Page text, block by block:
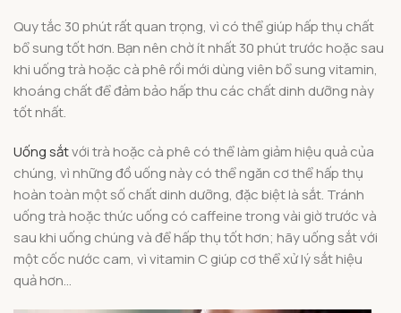
Quy tắc 30 phút rất quan trọng, vì có thể giúp hấp thụ chất
bổ sung tốt hơn. Bạn nên chờ ít nhất 30 phút trước hoặc sau
khi uống trà hoặc cà phê rồi mới dùng viên bổ sung vitamin,
khoáng chất để đảm bảo hấp thu các chất dinh dưỡng này
tốt nhất.
Uống sắtvới trà hoặc cà phê có thể làm giảm hiệu quả của
chúng, vì những đồ uống này có thể ngăn cơ thể hấp thụ
hoàn toàn một số chất dinh dưỡng, đặc biệt là sắt. Tránh
uống trà hoặc thức uống có caffeine trong vài giờ trước và
sau khi uống chúng và để hấp thụ tốt hơn; hãy uống sắt với
một cốc nước cam, vì vitamin C giúp cơ thể xử lý sắt hiệu
quả hơn…